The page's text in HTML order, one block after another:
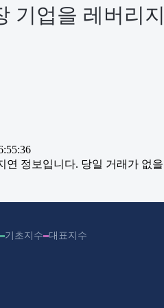
기업을 레버리
연 정보입니다. 당일 거래가 없
기초지수 대표지수